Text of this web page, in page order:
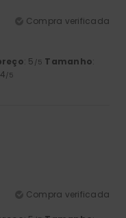
Compra verificada
: 5 /5 Tamanho:
/5
Compra verificada